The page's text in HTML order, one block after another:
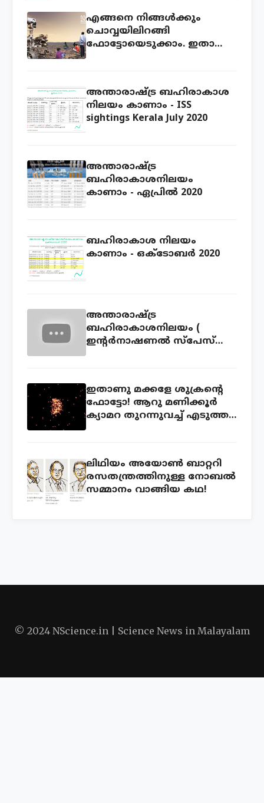
എങ്ങനെ നിങ്ങൾക്കും
ചൊവ്വയിലിറങ്ങി
ഫോട്ടോയെടുക്കാം. ഇതാ
അന്താരാഷ്ട്ര ബഹിരാകാശ
നിലയം കാണാം - ISS
sightings Kerala July 2020
അന്താരാഷ്ട്ര
ബഹിരാകാശനിലയം
കാണാം - ഏപ്രില്‍ 2020
ബഹിരാകാശ നിലയം
കാണാം - ഒക്ടോബ‍ർ 2020
അന്താരാഷ്ട്ര
ബഹിരാകാശനിലയം (
ഇന്റര്‍നാഷണല്‍ സ്പേസ്
ഇതാണു മക്കളേ ശുക്രന്റെ
ഫോട്ടോ! ആറു മണിക്കൂര്‍
ക്യാമറ തുറന്നുവച്ച് എടുത്ത
ലിഥിയം അയോണ്‍ ബാറ്ററി
രസതന്ത്രത്തിനുള്ള നോബല്‍
സമ്മാനം വാങ്ങിയ കഥ!
© 2024 NScience.in | Science News in Malayalam